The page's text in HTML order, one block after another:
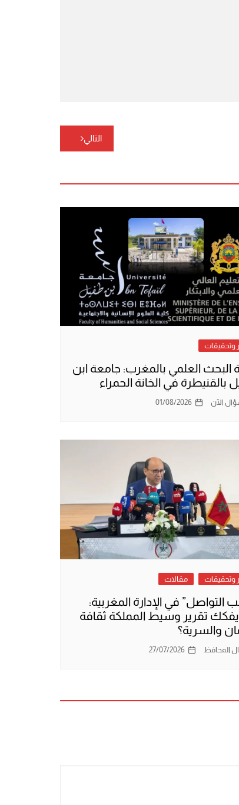
التالي
وتحقيقات
البحث العلمي بالمغرب: جامعة ابن
بالقنيطرة في الخانة الحمراء
الآن 01/08/2026
وتحقيقات مقالات
التواصل” في الإدارة المغربية:
تقرير وسيط المملكة ثقافة
والسرية؟
المحافظ 27/07/2026